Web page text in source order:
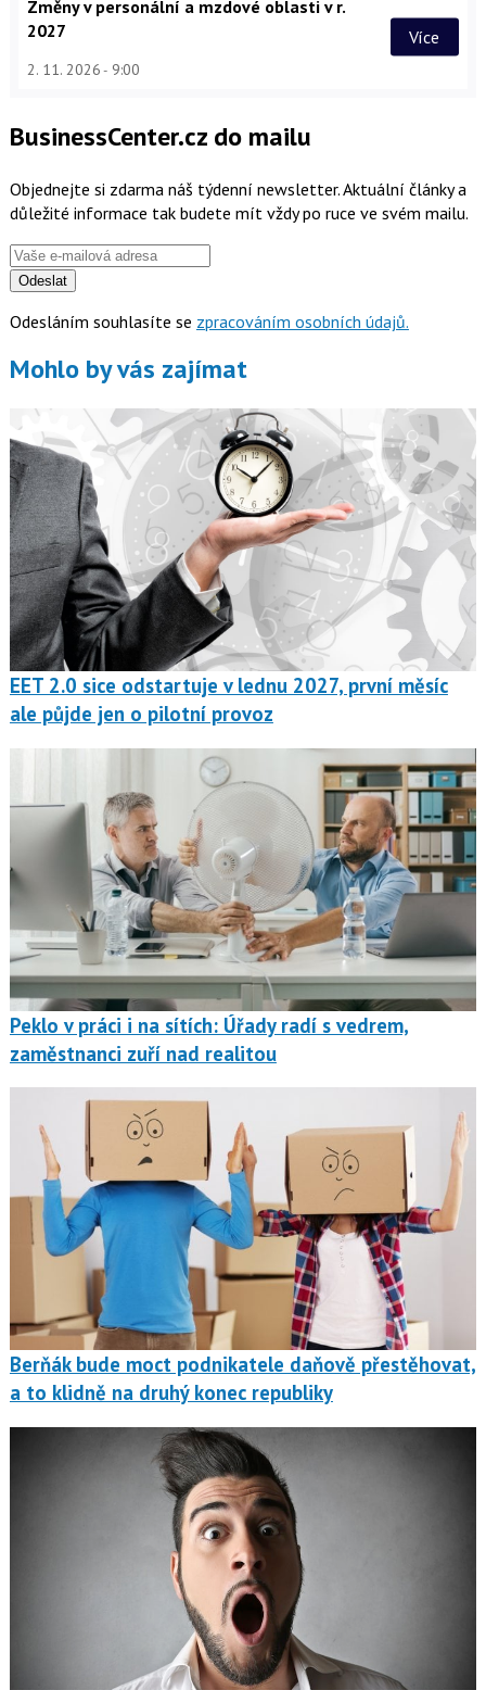
Změny v personální a mzdové oblasti v r.
2027
2. 11. 2026 9:00
Více
BusinessCenter.cz do mailu
Objednejte si zdarma náš týdenní newsletter. Aktuální články a
důležité informace tak budete mít vždy po ruce ve svém mailu.
Odeslat
Odesláním souhlasíte se zpracováním osobních údajů.
Mohlo by vás zajímat
EET 2.0 sice odstartuje v lednu 2027, první měsíc
ale půjde jen o pilotní provoz
Peklo v práci i na sítích: Úřady radí s vedrem,
zaměstnanci zuří nad realitou
Berňák bude moct podnikatele daňově přestěhovat,
a to klidně na druhý konec republiky